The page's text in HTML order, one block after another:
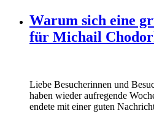
Warum sich eine
für Michail
Liebe Besucherinnen und
haben wieder aufregende
endete mit einer guten